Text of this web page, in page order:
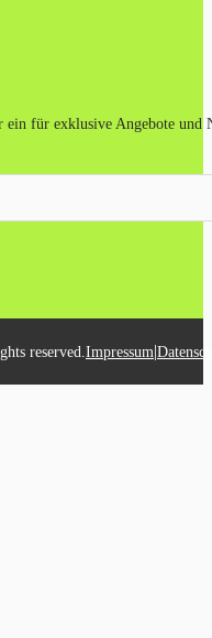
ein für exklusive Angebote und
reserved. Impressum